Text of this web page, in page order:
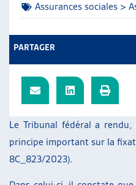
Le Tribunal fédéral a
principe important sur la
8C_823/2023).
Assurances sociales >
PARTAGER